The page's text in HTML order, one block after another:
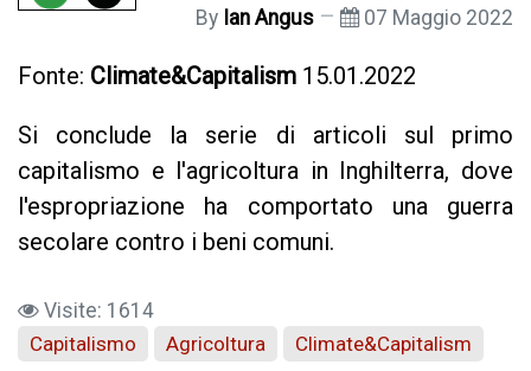
By Ian Angus 07 Maggio 2022
Fonte: Climate&Capitalism 15.01.2022
Si conclude la serie di articoli sul primo
capitalismo e l'agricoltura in Inghilterra, dove
l'espropriazione ha comportato una guerra
secolare contro i beni comuni.
Visite: 1614
Capitalismo
Agricoltura Climate&Capitalism